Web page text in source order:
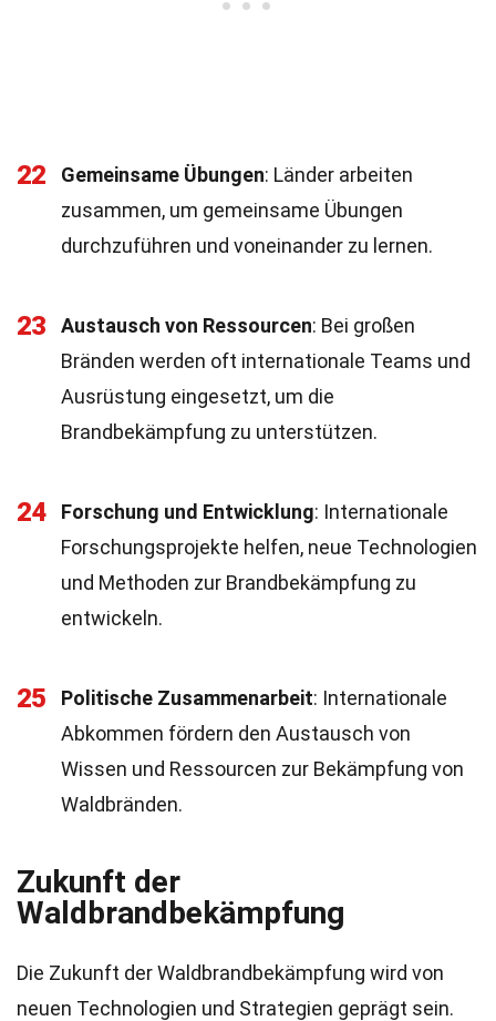
22 Gemeinsame Übungen: Länder arbeiten
zusammen, um gemeinsame Übungen
durchzuführen und voneinander zu lernen.
23 Austausch von Ressourcen: Bei großen
Bränden werden oft internationale Teams und
Ausrüstung eingesetzt, um die
Brandbekämpfung zu unterstützen.
24 Forschung und Entwicklung: Internationale
Forschungsprojekte helfen, neue Technologien
und Methoden zur Brandbekämpfung zu
entwickeln.
25 Politische Zusammenarbeit: Internationale
Abkommen fördern den Austausch von
Wissen und Ressourcen zur Bekämpfung von
Waldbränden.
Zukunft der
Waldbrandbekämpfung
Die Zukunft der Waldbrandbekämpfung wird von
neuen Technologien und Strategien geprägt sein.